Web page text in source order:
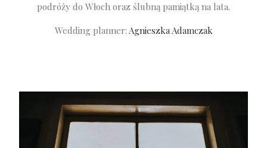
podróży do Włoch oraz ślubną pamiątką na lata.
Wedding planner: Agnieszka Adamczak